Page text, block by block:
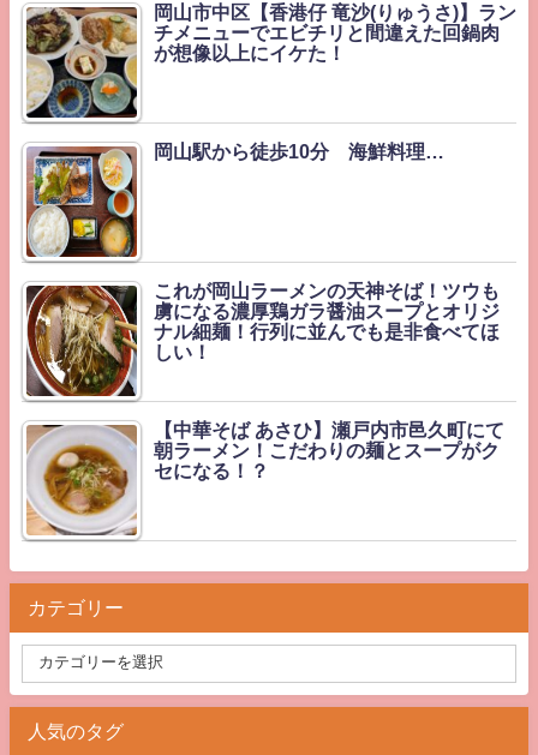
岡山市中区【香港仔 竜沙(りゅうさ)】ラン
チメニューでエビチリと間違えた回鍋肉
が想像以上にイケた！
岡山駅から徒歩10分 海鮮料理…
これが岡山ラーメンの天神そば！ツウも
虜になる濃厚鶏ガラ醤油スープとオリジ
ナル細麺！行列に並んでも是非食べてほ
しい！
【中華そば あさひ】瀬戸内市邑久町にて
朝ラーメン！こだわりの麺とスープがク
セになる！？
カテゴリー
人気のタグ